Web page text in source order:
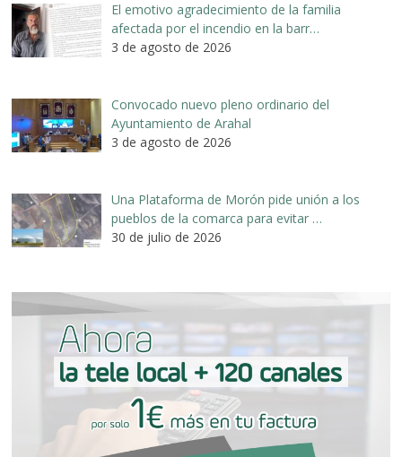
El emotivo agradecimiento de la familia
afectada por el incendio en la barr…
3 de agosto de 2026
Convocado nuevo pleno ordinario del
Ayuntamiento de Arahal
3 de agosto de 2026
Una Plataforma de Morón pide unión a los
pueblos de la comarca para evitar …
30 de julio de 2026